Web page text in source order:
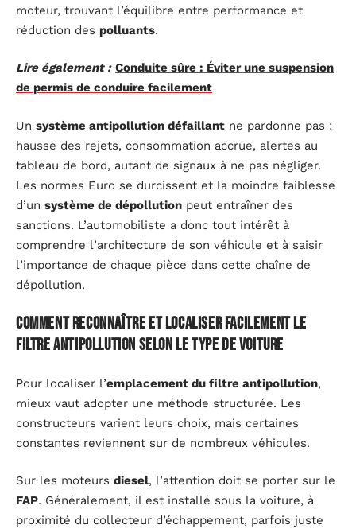
moteur, trouvant l’équilibre entre performance et
réduction des polluants.
Lire également : Conduite sûre : Éviter une suspension
de permis de conduire facilement
Un système antipollution défaillant ne pardonne pas :
hausse des rejets, consommation accrue, alertes au
tableau de bord, autant de signaux à ne pas négliger.
Les normes Euro se durcissent et la moindre faiblesse
d’un système de dépollution peut entraîner des
sanctions. L’automobiliste a donc tout intérêt à
comprendre l’architecture de son véhicule et à saisir
l’importance de chaque pièce dans cette chaîne de
dépollution.
Comment reconnaître et localiser facilement le
filtre antipollution selon le type de voiture
Pour localiser l’emplacement du filtre antipollution,
mieux vaut adopter une méthode structurée. Les
constructeurs varient leurs choix, mais certaines
constantes reviennent sur de nombreux véhicules.
Sur les moteurs diesel, l’attention doit se porter sur le
FAP. Généralement, il est installé sous la voiture, à
proximité du collecteur d’échappement, parfois juste